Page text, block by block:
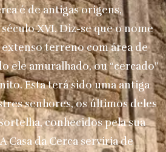
é de antigas origens,
XVI. Diz-se que o nome
extenso terreno com área de
ele amuralhado, ou “cercado”
Esta terá sido uma antiga
senhores, os últimos deles
conhecidos pela sua
Casa da Cerca serviria de